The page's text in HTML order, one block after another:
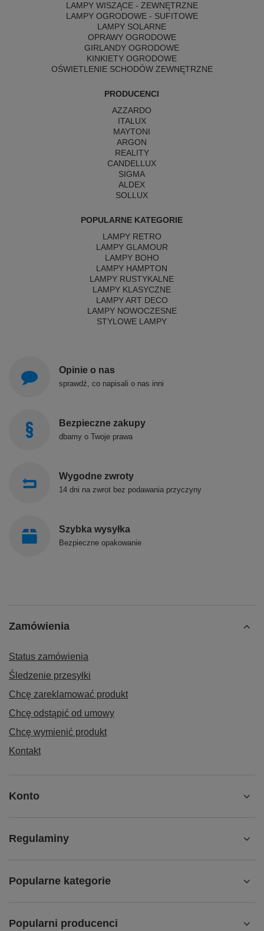
LAMPY WISZĄCE - ZEWNĘTRZNE
LAMPY OGRODOWE - SUFITOWE
LAMPY SOLARNE
OPRAWY OGRODOWE
GIRLANDY OGRODOWE
KINKIETY OGRODOWE
OŚWIETLENIE SCHODÓW ZEWNĘTRZNE
PRODUCENCI
AZZARDO
ITALUX
MAYTONI
ARGON
REALITY
CANDELLUX
SIGMA
ALDEX
SOLLUX
POPULARNE KATEGORIE
LAMPY RETRO
LAMPY GLAMOUR
LAMPY BOHO
LAMPY HAMPTON
LAMPY RUSTYKALNE
LAMPY KLASYCZNE
LAMPY ART DECO
LAMPY NOWOCZESNE
STYLOWE LAMPY
Opinie o nas
sprawdź, co napisali o nas inni
Bezpieczne zakupy
dbamy o Twoje prawa
Wygodne zwroty
14 dni na zwrot bez podawania przyczyny
Szybka wysyłka
Bezpieczne opakowanie
Zamówienia
Status zamówienia
Śledzenie przesyłki
Chcę zareklamować produkt
Chcę odstąpić od umowy
Chcę wymienić produkt
Kontakt
Konto
Regulaminy
Popularne kategorie
Popularni producenci